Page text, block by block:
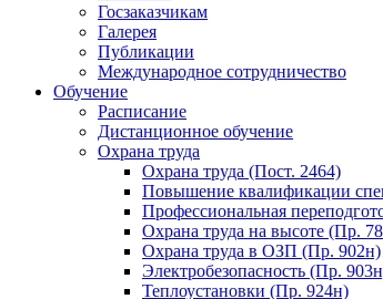
Госзаказчикам
Галерея
Публикации
Международное сотрудничество
Обучение
Расписание
Дистанционное обучение
Охрана труда
Охрана труда (Пост. 2464)
Повышение квалификации
Профессиональная
Охрана труда на высоте (Пр.
Охрана труда в ОЗП (Пр. 902н)
Электробезопасность (Пр.
Теплоустановки (Пр. 924н)